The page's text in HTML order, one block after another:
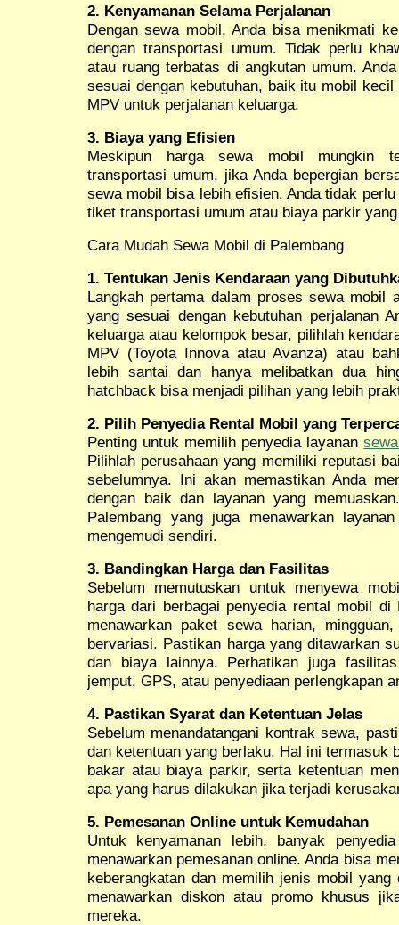
2. Kenyamanan Selama Perjalanan
Dengan sewa mobil, Anda bisa menikmati
dengan transportasi umum. Tidak perlu
atau ruang terbatas di angkutan umum.
sesuai dengan kebutuhan, baik itu mobil
MPV untuk perjalanan keluarga.
3. Biaya yang Efisien
Meskipun harga sewa mobil mungkin
transportasi umum, jika Anda bepergian
sewa mobil bisa lebih efisien. Anda tidak
tiket transportasi umum atau biaya parkir
Cara Mudah Sewa Mobil di Palembang
1. Tentukan Jenis Kendaraan yang
Langkah pertama dalam proses sewa mobil
yang sesuai dengan kebutuhan perjalanan
keluarga atau kelompok besar, pilihlah
MPV (Toyota Innova atau Avanza) atau
lebih santai dan hanya melibatkan dua
hatchback bisa menjadi pilihan yang lebih
2. Pilih Penyedia Rental Mobil yang
Penting untuk memilih penyedia layanan
Pilihlah perusahaan yang memiliki reputasi
sebelumnya. Ini akan memastikan Anda
dengan baik dan layanan yang
Palembang yang juga menawarkan
mengemudi sendiri.
3. Bandingkan Harga dan Fasilitas
Sebelum memutuskan untuk menyewa
harga dari berbagai penyedia rental mobil di
menawarkan paket sewa harian,
bervariasi. Pastikan harga yang ditawarkan
dan biaya lainnya. Perhatikan juga
jemput, GPS, atau penyediaan perlengkapan
4. Pastikan Syarat dan Ketentuan Jelas
Sebelum menandatangani kontrak sewa,
dan ketentuan yang berlaku. Hal ini termasuk
bakar atau biaya parkir, serta ketentuan
apa yang harus dilakukan jika terjadi
5. Pemesanan Online untuk Kemudahan
Untuk kenyamanan lebih, banyak
menawarkan pemesanan online. Anda bisa
keberangkatan dan memilih jenis mobil yang
menawarkan diskon atau promo khusus
mereka.